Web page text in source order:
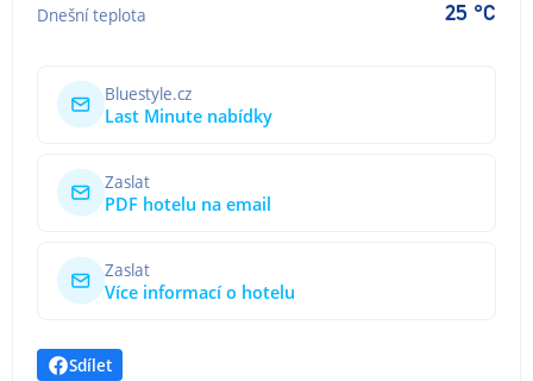
Dnešní teplota 25 °C
Bluestyle.cz
Last Minute nabídky
Zaslat
PDF hotelu na email
Zaslat
Více informací o hotelu
Sdílet